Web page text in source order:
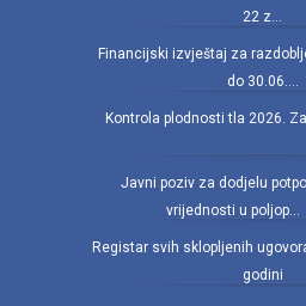
22 z...
Financijski izvještaj za
do 30.06....
Kontrola plodnosti tla 2026.
Javni poziv za dodjelu
vrijednosti u poljop...
Registar svih sklopljenih
godini